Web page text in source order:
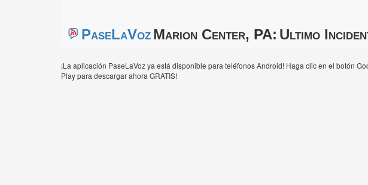
PaseLaVozMarion Center, PA: Ultimo
¡La aplicación PaseLaVoz ya está disponible para teléfonos Android! Haga clic en el botón
Play para descargar ahora GRATIS!